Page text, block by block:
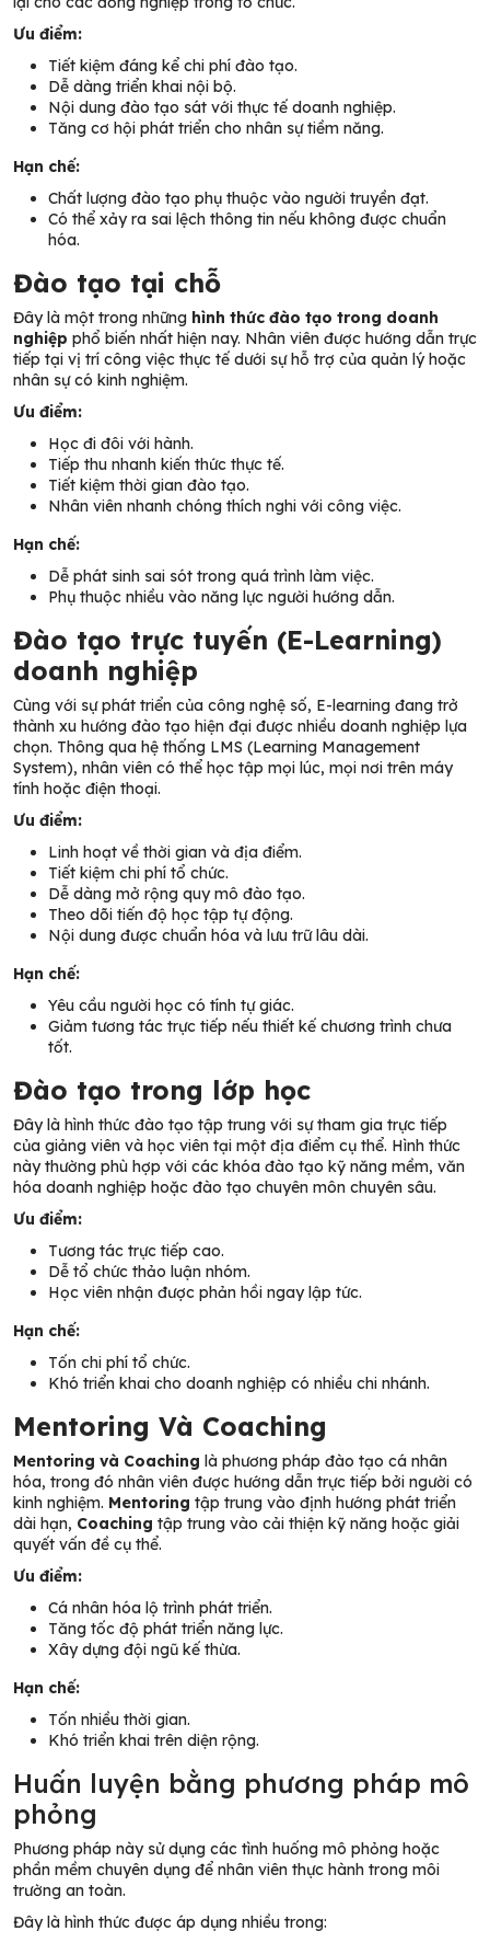
Ưu điểm:
Tiết kiệm đáng kể chi phí đào tạo.
Dễ dàng triển khai nội bộ.
Nội dung đào tạo sát với thực tế doanh nghiệp.
Tăng cơ hội phát triển cho nhân sự tiềm năng.
Hạn chế:
Chất lượng đào tạo phụ thuộc vào người truyền đạt.
Có thể xảy ra sai lệch thông tin nếu không được chuẩn
hóa.
Đào tạo tại chỗ
Đây là một trong những hình thức đào tạo trong doanh
nghiệp phổ biến nhất hiện nay. Nhân viên được hướng dẫn trực
tiếp tại vị trí công việc thực tế dưới sự hỗ trợ của quản lý hoặc
nhân sự có kinh nghiệm.
Ưu điểm:
Học đi đôi với hành.
Tiếp thu nhanh kiến thức thực tế.
Tiết kiệm thời gian đào tạo.
Nhân viên nhanh chóng thích nghi với công việc.
Hạn chế:
Dễ phát sinh sai sót trong quá trình làm việc.
Phụ thuộc nhiều vào năng lực người hướng dẫn.
Đào tạo trực tuyến (E-Learning)
doanh nghiệp
Cùng với sự phát triển của công nghệ số, E-learning đang trở
thành xu hướng đào tạo hiện đại được nhiều doanh nghiệp lựa
chọn. Thông qua hệ thống LMS (Learning Management
System), nhân viên có thể học tập mọi lúc, mọi nơi trên máy
tính hoặc điện thoại.
Ưu điểm:
Linh hoạt về thời gian và địa điểm.
Tiết kiệm chi phí tổ chức.
Dễ dàng mở rộng quy mô đào tạo.
Theo dõi tiến độ học tập tự động.
Nội dung được chuẩn hóa và lưu trữ lâu dài.
Hạn chế:
Yêu cầu người học có tính tự giác.
Giảm tương tác trực tiếp nếu thiết kế chương trình chưa
tốt.
Đào tạo trong lớp học
Đây là hình thức đào tạo tập trung với sự tham gia trực tiếp
của giảng viên và học viên tại một địa điểm cụ thể. Hình thức
này thường phù hợp với các khóa đào tạo kỹ năng mềm, văn
hóa doanh nghiệp hoặc đào tạo chuyên môn chuyên sâu.
Ưu điểm:
Tương tác trực tiếp cao.
Dễ tổ chức thảo luận nhóm.
Học viên nhận được phản hồi ngay lập tức.
Hạn chế:
Tốn chi phí tổ chức.
Khó triển khai cho doanh nghiệp có nhiều chi nhánh.
Mentoring Và Coaching
Mentoring và Coaching là phương pháp đào tạo cá nhân
hóa, trong đó nhân viên được hướng dẫn trực tiếp bởi người có
kinh nghiệm. Mentoring tập trung vào định hướng phát triển
dài hạn, Coaching tập trung vào cải thiện kỹ năng hoặc giải
quyết vấn đề cụ thể.
Ưu điểm:
Cá nhân hóa lộ trình phát triển.
Tăng tốc độ phát triển năng lực.
Xây dựng đội ngũ kế thừa.
Hạn chế:
Tốn nhiều thời gian.
Khó triển khai trên diện rộng.
Huấn luyện bằng phương pháp mô
phỏng
Phương pháp này sử dụng các tình huống mô phỏng hoặc
phần mềm chuyên dụng để nhân viên thực hành trong môi
trường an toàn.
Đây là hình thức được áp dụng nhiều trong: